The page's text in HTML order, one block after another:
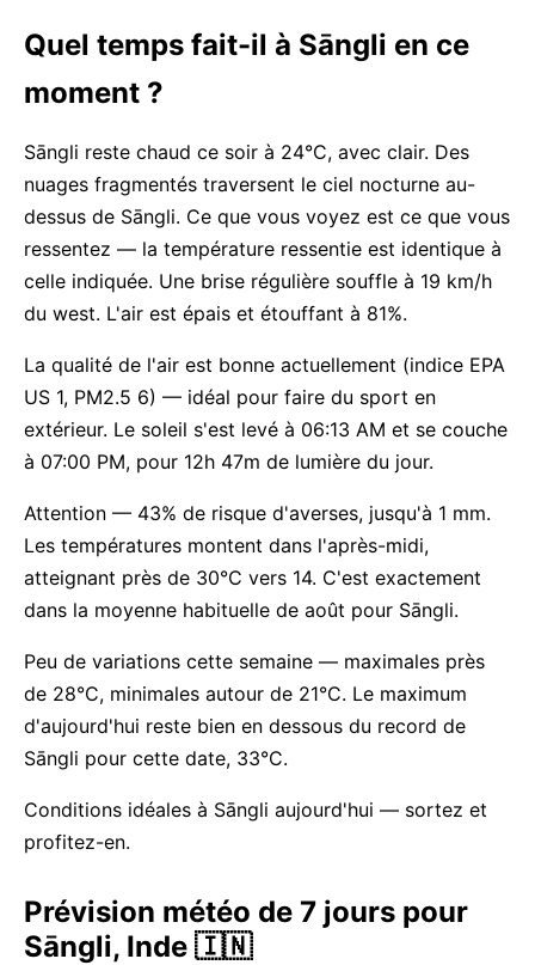
Quel temps fait-il à Sāngli en ce
moment ?
Sāngli reste chaud ce soir à 24°C, avec clair. Des
nuages fragmentés traversent le ciel nocturne au-
dessus de Sāngli. Ce que vous voyez est ce que vous
ressentez — la température ressentie est identique à
celle indiquée. Une brise régulière souffle à 19 km/h
du west. L'air est épais et étouffant à 81%.
La qualité de l'air est bonne actuellement (indice EPA
US 1, PM2.5 6) — idéal pour faire du sport en
extérieur. Le soleil s'est levé à 06:13 AM et se couche
à 07:00 PM, pour 12h 47m de lumière du jour.
Attention — 43% de risque d'averses, jusqu'à 1 mm.
Les températures montent dans l'après-midi,
atteignant près de 30°C vers 14. C'est exactement
dans la moyenne habituelle de août pour Sāngli.
Peu de variations cette semaine — maximales près
de 28°C, minimales autour de 21°C. Le maximum
d'aujourd'hui reste bien en dessous du record de
Sāngli pour cette date, 33°C.
Conditions idéales à Sāngli aujourd'hui — sortez et
profitez-en.
Prévision météo de 7 jours pour
Sāngli, Inde 🇮🇳